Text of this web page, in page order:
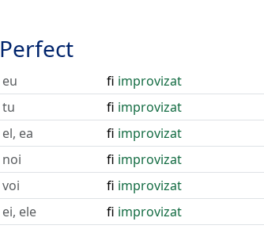
Perfect
eu fi improvizat
tu
fi improvizat
el, ea
fi improvizat
noi
fi improvizat
voi
fi improvizat
ei, ele
fi improvizat